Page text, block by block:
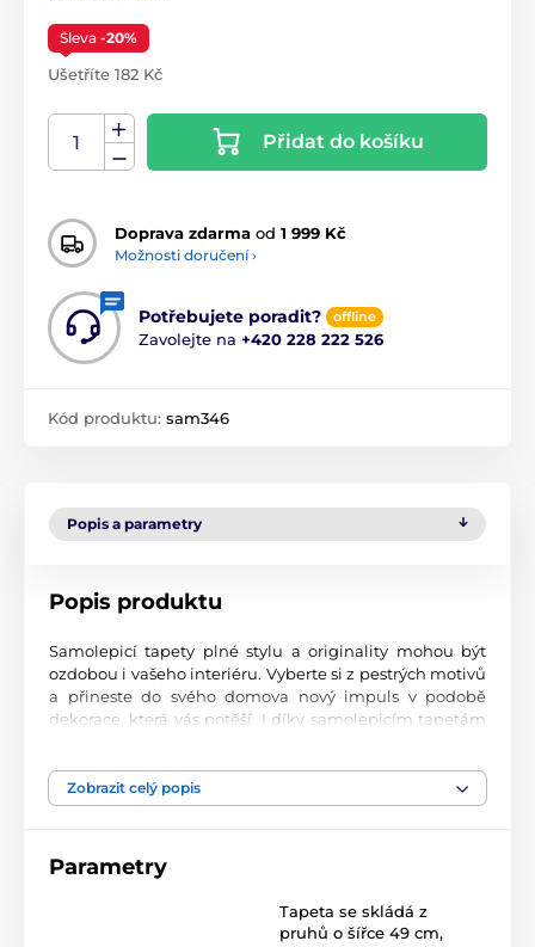
Sleva -20%
Ušetříte 182 Kč
Přidat do košíku
Doprava zdarma od 1 999 Kč
Možnosti doručení ›
Potřebujete poradit? offline
Zavolejte na +420 228 222 526
Kód produktu: sam346
Popis a parametry
Popis produktu
Samolepicí tapety plné stylu a originality mohou být
ozdobou i vašeho interiéru. Vyberte si z pestrých motivů
a přineste do svého domova nový impuls v podobě
dekorace, která vás potěší. I díky samolepicím tapetám
Perfektní tiskové zpracování
materiál s jemným povrchem a matným vzhledem. Tisk
90 µm. Tyto tapety neobsahují PVC a jsou opatřeny silně
přilnavým akrylovým lepidlem, které zajistí jejich pevné
Zobrazit celý popis
Parametry
Tapeta se skládá z
pruhů o šířce 49 cm,